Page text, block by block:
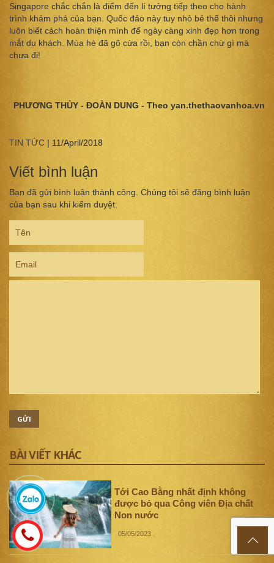
Singapore chắc chắn là điểm đến lí tưởng tiếp theo cho hành
trình khám phá của bạn. Quốc đảo này tuy nhỏ bé thế thôi nhưng
luôn biết cách hoàn thiện mình để ngày càng xinh đẹp hơn trong
mắt du khách. Mùa hè đã gõ cửa rồi, bạn còn chần chừ gì mà
chưa đi!
PHƯƠNG THỦY - ĐOÀN DUNG - Theo yan.thethaovanhoa.vn
TIN TỨC | 11/April/2018
Viết bình luận
Bạn đã gửi bình luận thành công. Chúng tôi sẽ đăng bình luận
của bạn sau khi kiểm duyệt.
GỬI
BÀI VIẾT KHÁC
Tới Cao Bằng nhất định không
được bỏ qua Công viên Địa chất
Non nước
05/05/2023